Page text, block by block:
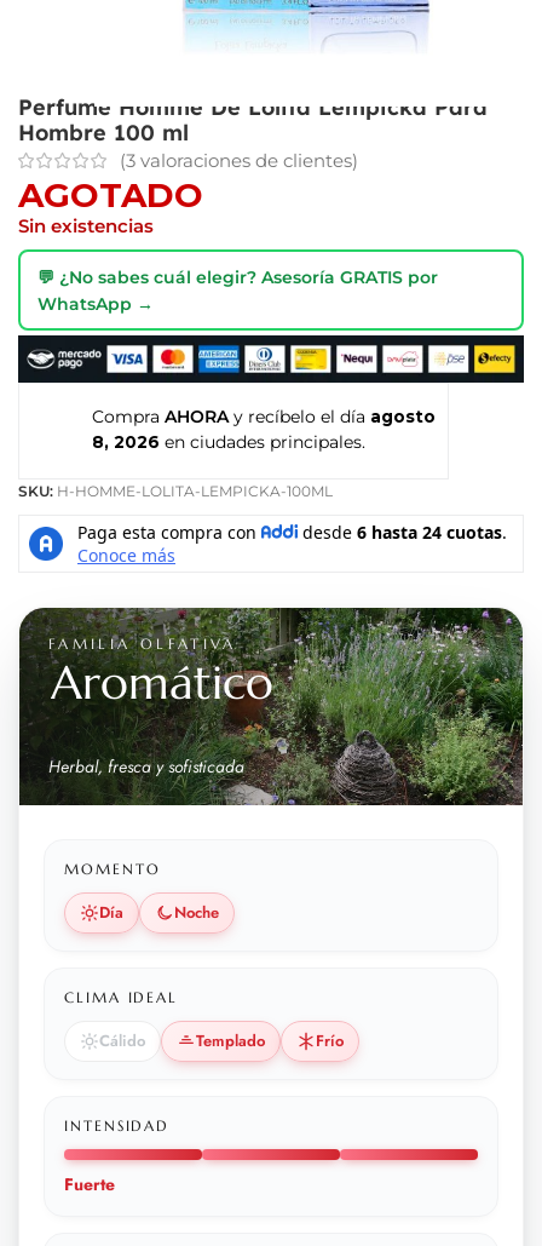
Perfume Homme De Lolita Lempicka Para
Hombre 100 ml
(3 valoraciones de clientes)
AGOTADO
Sin existencias
💬 ¿No sabes cuál elegir? Asesoría GRATIS por
WhatsApp →
Compra AHORA y recíbelo el día agosto
8, 2026 en ciudades principales.
SKU: H-HOMME-LOLITA-LEMPICKA-100ML
FAMILIA OLFATIVA
Aromático
Herbal, fresca y sofisticada
MOMENTO
Día Noche
CLIMA IDEAL
Cálido Templado Frío
INTENSIDAD
Fuerte